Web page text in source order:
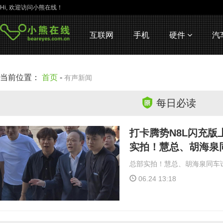
Hi, 欢迎访问小熊在线！
互联网 手机 硬件 汽
当前位置： 首页 - 有声新闻
每日必读
打卡腾势N8L闪充版
实拍！慧总、胡海泉
总部实拍！慧总、胡海泉同车
06.24 13:18